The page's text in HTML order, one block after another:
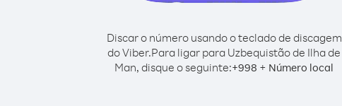
Discar o número usando o teclado de discagem
do Viber.Para ligar para Uzbequistão de Ilha de
Man, disque o seguinte:+998 + Número local